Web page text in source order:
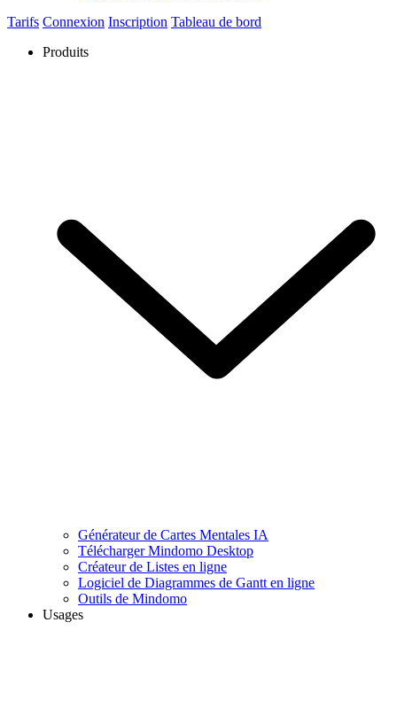
Tarifs Connexion Inscription Tableau de bord
Produits
Générateur de Cartes Mentales IA
Télécharger Mindomo Desktop
Créateur de Listes en ligne
Logiciel de Diagrammes de Gantt en ligne
Outils de Mindomo
Usages